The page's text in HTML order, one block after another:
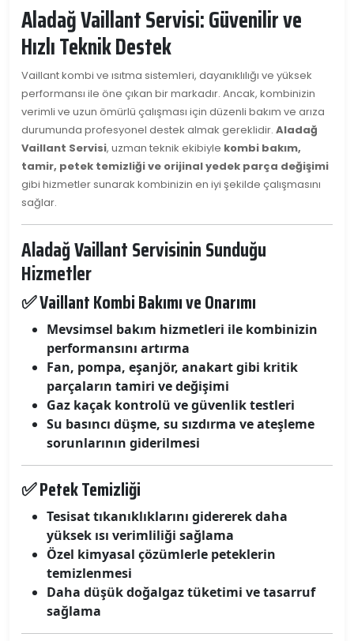
Aladağ Vaillant Servisi: Güvenilir ve
Hızlı Teknik Destek
Vaillant kombi ve ısıtma sistemleri, dayanıklılığı ve yüksek
performansı ile öne çıkan bir markadır. Ancak, kombinizin
verimli ve uzun ömürlü çalışması için düzenli bakım ve arıza
durumunda profesyonel destek almak gereklidir. Aladağ
Vaillant Servisi, uzman teknik ekibiyle kombi bakım,
tamir, petek temizliği ve orijinal yedek parça değişimi
gibi hizmetler sunarak kombinizin en iyi şekilde çalışmasını
sağlar.
Aladağ Vaillant Servisinin Sunduğu
Hizmetler
✅ Vaillant Kombi Bakımı ve Onarımı
Mevsimsel bakım hizmetleri ile kombinizin
performansını artırma
Fan, pompa, eşanjör, anakart gibi kritik
parçaların tamiri ve değişimi
Gaz kaçak kontrolü ve güvenlik testleri
Su basıncı düşme, su sızdırma ve ateşleme
sorunlarının giderilmesi
✅ Petek Temizliği
Tesisat tıkanıklıklarını gidererek daha
yüksek ısı verimliliği sağlama
Özel kimyasal çözümlerle peteklerin
temizlenmesi
Daha düşük doğalgaz tüketimi ve tasarruf
sağlama